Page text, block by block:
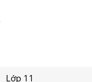
Lớp 11